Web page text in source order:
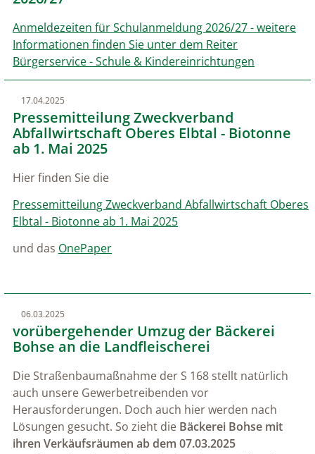
Anmeldezeiten für Schulanmeldung 2026/27 - weitere
Informationen finden Sie unter dem Reiter
Bürgerservice - Schule & Kindereinrichtungen
17.04.2025
Pressemitteilung Zweckverband
Abfallwirtschaft Oberes Elbtal - Biotonne
ab 1. Mai 2025
Hier finden Sie die
Pressemitteilung Zweckverband Abfallwirtschaft Oberes
Elbtal - Biotonne ab 1. Mai 2025
und das OnePaper
06.03.2025
vorübergehender Umzug der Bäckerei
Bohse an die Landfleischerei
Die Straßenbaumaßnahme der S 168 stellt natürlich
auch unsere Gewerbetreibenden vor
Herausforderungen. Doch auch hier werden nach
Lösungen gesucht. So zieht die Bäckerei Bohse mit
ihren Verkäufsräumen ab dem 07.03.2025